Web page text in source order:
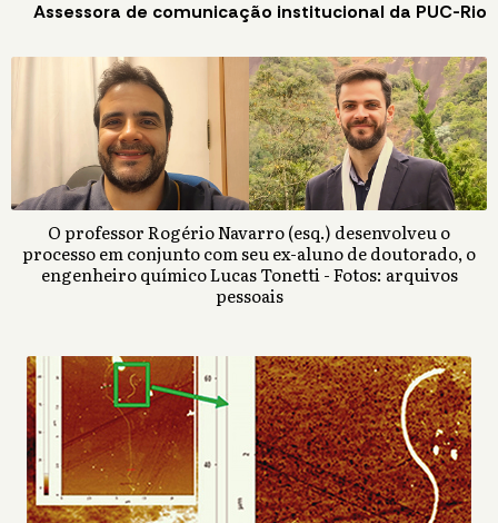
Assessora de comunicação institucional da PUC-Rio
O professor Rogério Navarro (esq.) desenvolveu o
processo em conjunto com seu ex-aluno de doutorado, o
engenheiro químico Lucas Tonetti - Fotos: arquivos
pessoais